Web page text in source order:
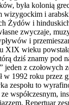
była kolonią
wizygockim i
Żydów i
zwyczaje,
i
XIX wieku
dziś znamy pod
z czołowych
w 1992 roku przez
zespołu to
współczesnym,
Repertuar